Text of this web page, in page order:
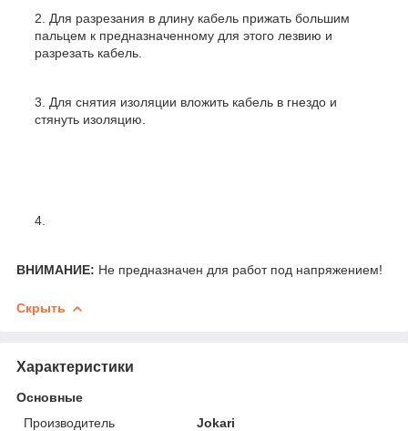
Для разрезания в длину кабель прижать большим
пальцем к предназначенному для этого лезвию и
разрезать кабель.
Для снятия изоляции вложить кабель в гнездо и
стянуть изоляцию.
ВНИМАНИЕ: Не предназначен для работ под напряжением!
Скрыть
Характеристики
Основные
Производитель
Jokari